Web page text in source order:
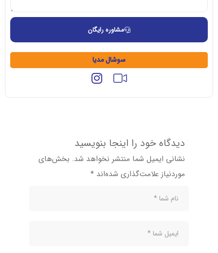
مشاوره رایگان
سوشال مدیا
دیدگاه خود را اینجا بنویسید
نشانی ایمیل شما منتشر نخواهد شد. بخش‌های
موردنیاز علامت‌گذاری شده‌اند *